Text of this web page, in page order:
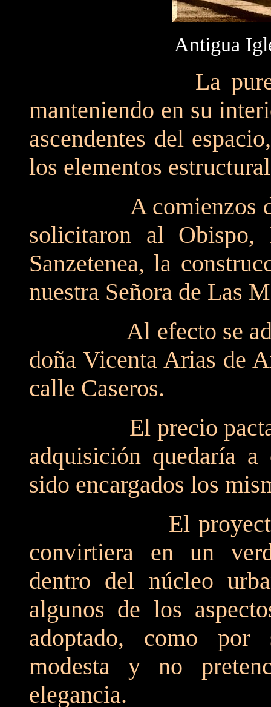
Antigua
La pureza de
manteniendo en su
ascendentes del
los elementos
A comienzos del
solicitaron al Obispo,
Sanzetenea, la
nuestra Señora de Las
Al efecto se
doña Vicenta Arias de
calle Caseros.
El precio pactado
adquisición quedaría
sido encargados los
El proyecto
convirtiera en un
dentro del núcleo
algunos de los
adoptado, como por
modesta y no
elegancia.